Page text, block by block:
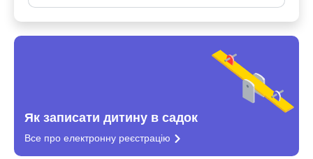
Як записати дитину в садок
Все про електронну реєстрацію